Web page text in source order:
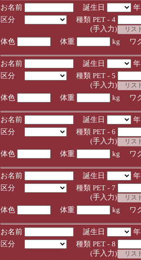
お名前 誕生日
区分
種類 PET - 4
(手入力)
体色
体重 kg ワ
お名前 誕生日
区分
種類 PET - 5
(手入力)
体色
体重 kg ワ
お名前 誕生日
区分
種類 PET - 6
(手入力)
体色
体重 kg ワ
お名前 誕生日
区分
種類 PET - 7
(手入力)
体色
体重 kg ワ
お名前 誕生日
区分
種類 PET - 8
(手入力)